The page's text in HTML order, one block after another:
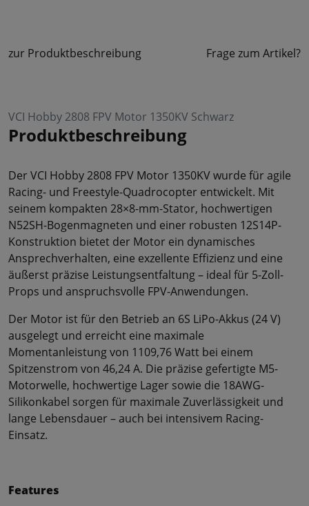
zur Produktbeschreibung Frage zum Artikel?
VCI Hobby 2808 FPV Motor 1350KV Schwarz
Produktbeschreibung
Der VCI Hobby 2808 FPV Motor 1350KV wurde für agile
Racing- und Freestyle-Quadrocopter entwickelt. Mit
seinem kompakten 28×8-mm-Stator, hochwertigen
N52SH-Bogenmagneten und einer robusten 12S14P-
Konstruktion bietet der Motor ein dynamisches
Ansprechverhalten, eine exzellente Effizienz und eine
äußerst präzise Leistungsentfaltung – ideal für 5-Zoll-
Props und anspruchsvolle FPV-Anwendungen.
Der Motor ist für den Betrieb an 6S LiPo-Akkus (24 V)
ausgelegt und erreicht eine maximale
Momentanleistung von 1109,76 Watt bei einem
Spitzenstrom von 46,24 A. Die präzise gefertigte M5-
Motorwelle, hochwertige Lager sowie die 18AWG-
Silikonkabel sorgen für maximale Zuverlässigkeit und
lange Lebensdauer – auch bei intensivem Racing-
Einsatz.
Features